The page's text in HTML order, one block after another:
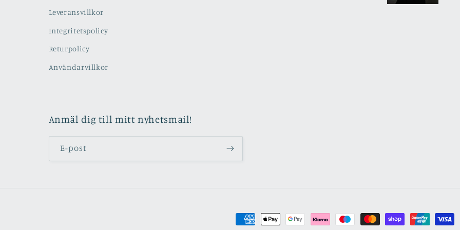
Leveransvillkor
Integritetspolicy
Returpolicy
Användarvillkor
Anmäl dig till mitt nyhetsmail!
E-post
Betalningsmetoder